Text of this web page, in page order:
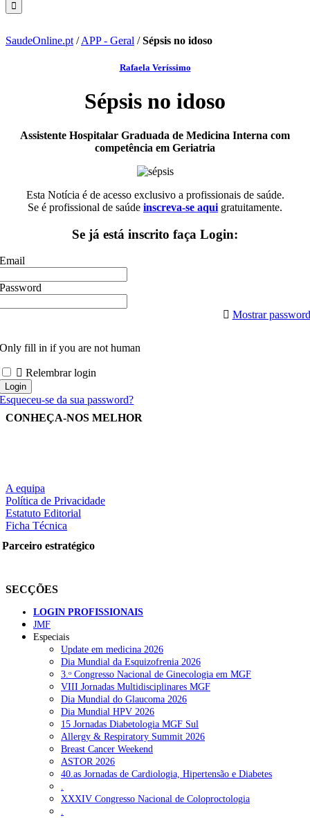
SaudeOnline.pt /APP - Geral /Sépsis no idoso
Rafaela Veríssimo
Sépsis no idoso
Assistente Hospitalar Graduada de Medicina Interna com
competência em Geriatria
Esta Notícia é de acesso exclusivo a profissionais de saúde.
Se é profissional de saúde inscreva-se aqui gratuitamente.
Se já está inscrito faça Login:
Email
Password
Mostrar password
Only fill in if you are not human
Relembrar login
Esqueceu-se da sua password?
CONHEÇA-NOS MELHOR
A equipa
Política de Privacidade
Estatuto Editorial
Ficha Técnica
Parceiro estratégico
SECÇÕES
LOGIN PROFISSIONAIS
JMF
Especiais
Update em medicina 2026
Dia Mundial da Esquizofrenia 2026
3.ᵒ Congresso Nacional de Ginecologia em MGF
VIII Jornadas Multidisciplinares MGF
Dia Mundial do Glaucoma 2026
Dia Mundial HPV 2026
15 Jornadas Diabetologia MGF Sul
Allergy & Respiratory Summit 2026
Breast Cancer Weekend
ASTOR 2026
40.as Jornadas de Cardiologia, Hipertensão e Diabetes
.
XXXIV Congresso Nacional de Coloproctologia
.